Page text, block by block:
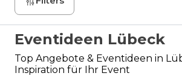
Eventideen Lübeck
Top Angebote & Eventideen in
Inspiration für Ihr Event